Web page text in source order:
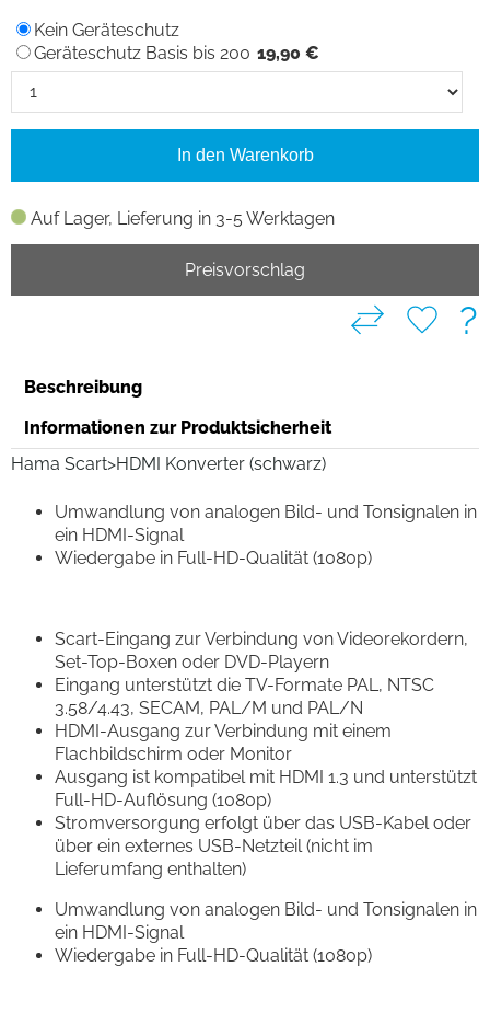
Auf Lager, Lieferung in 3-5 Werktagen
Kein Geräteschutz
Geräteschutz Basis bis 200 19,90 €
In den Warenkorb
Preisvorschlag
?
Beschreibung
Informationen zur Produktsicherheit
Hama Scart>HDMI Konverter (schwarz)
Umwandlung von analogen Bild- und Tonsignalen in
ein HDMI-Signal
Wiedergabe in Full-HD-Qualität (1080p)
Scart-Eingang zur Verbindung von Videorekordern,
Set-Top-Boxen oder DVD-Playern
Eingang unterstützt die TV-Formate PAL, NTSC
3.58/4.43, SECAM, PAL/M und PAL/N
HDMI-Ausgang zur Verbindung mit einem
Flachbildschirm oder Monitor
Ausgang ist kompatibel mit HDMI 1.3 und unterstützt
Full-HD-Auflösung (1080p)
Stromversorgung erfolgt über das USB-Kabel oder
über ein externes USB-Netzteil (nicht im
Lieferumfang enthalten)
Umwandlung von analogen Bild- und Tonsignalen in
ein HDMI-Signal
Wiedergabe in Full-HD-Qualität (1080p)